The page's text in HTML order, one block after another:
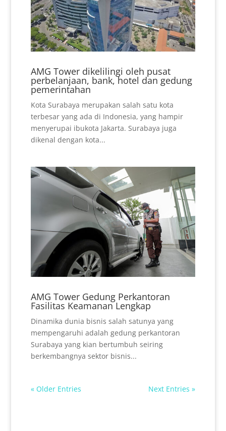
AMG Tower dikelilingi oleh pusat
perbelanjaan, bank, hotel dan gedung
pemerintahan
Kota Surabaya merupakan salah satu kota
terbesar yang ada di Indonesia, yang hampir
menyerupai ibukota Jakarta. Surabaya juga
dikenal dengan kota...
AMG Tower Gedung Perkantoran
Fasilitas Keamanan Lengkap
Dinamika dunia bisnis salah satunya yang
mempengaruhi adalah gedung perkantoran
Surabaya yang kian bertumbuh seiring
berkembangnya sektor bisnis...
« Older Entries Next Entries »